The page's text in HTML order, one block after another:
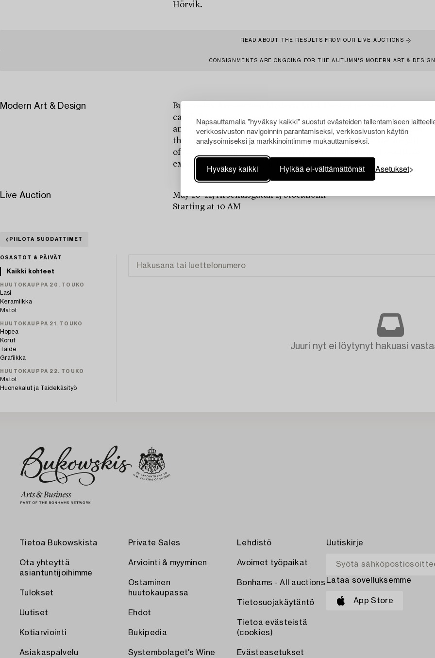
Napsauttamalla "hyväksy kaikki" suostut evästeiden tallentamiseen
verkkosivuston navigoinnin parantamiseksi, verkkosivuston käytön
analysoimiseksi ja markkinointimme mukauttamiseksi.
Hyväksy kaikki Hylkää ei-välttämättömät Asetukset
Hörvik.
READ ABOUT THE RESULTS FROM OUR LIVE AUCTIONS
CONSIGNMENTS ARE ONGOING FOR THE AUTUMN'S MODERN ART & DESIGN
Modern Art & Design
Bukowskis’ live auction Modern Art & Design presents a
carefully curated selection of modern art and design by Swedish
and international artists and designers. The auction spans from
the breakthrough of the early twentieth century to the height
of modernism in the mid-century period, offering a breadth of
expressions, materials and artistic perspectives.
Live Auction
May 20–22, Arsenalsgatan 2, Stockholm
Starting at 10 AM
PIILOTA SUODATTIMET
OSASTOT & PÄIVÄT
Kaikki kohteet
HUUTOKAUPPA 20. TOUKO
Lasi
Keramiikka
Matot
HUUTOKAUPPA 21. TOUKO
Hopea
Korut
Taide
Grafiikka
HUUTOKAUPPA 22. TOUKO
Matot
Huonekalut ja Taidekäsityö
Juuri nyt ei löytynyt hakuasi
Tietoa Bukowskista
Ota yhteyttä
asiantuntijoihimme
Tulokset
Uutiset
Kotiarviointi
Asiakaspalvelu
Private Sales
Arviointi & myyminen
Ostaminen
huutokaupassa
Ehdot
Bukipedia
Systembolaget's Wine
Lehdistö
Avoimet työpaikat
Bonhams - All auctions
Tietosuojakäytäntö
Tietoa evästeistä
(cookies)
Evästeasetukset
Uutiskirje
Lataa sovelluksemme
App Store